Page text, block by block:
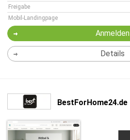
Freigabe
Mobil-Landingpage
Anmelden
Details
BestForHome24.de